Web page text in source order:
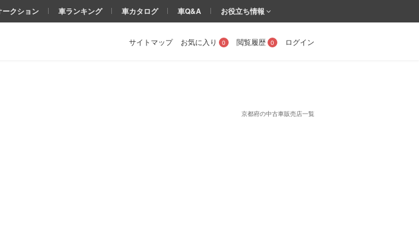
京都府の中古車販売店一覧
サイトマップ お気に入り 0 閲覧履歴 0 ログイン
クション 車ランキング 車カタログ 車Q&A お役立ち情報